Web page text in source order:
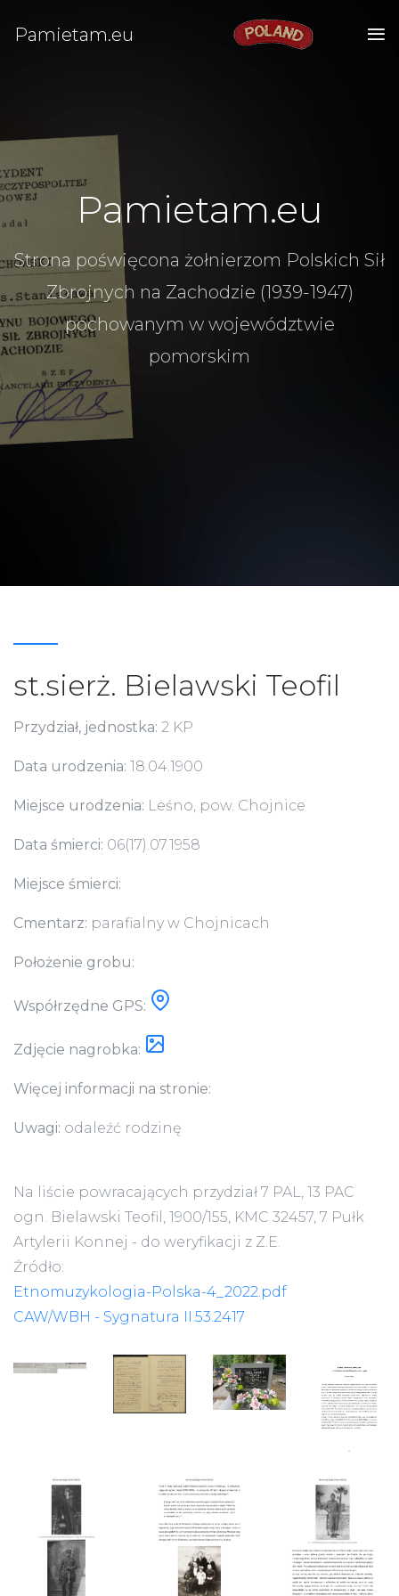
Pamietam.eu
Pamietam.eu
Strona poświęcona żołnierzom Polskich Sił
Zbrojnych na Zachodzie (1939-1947)
pochowanym w województwie
pomorskim
st.sierż. Bielawski Teofil
Przydział, jednostka: 2 KP
Data urodzenia: 18.04.1900
Miejsce urodzenia: Leśno, pow. Chojnice
Data śmierci: 06(17).07.1958
Miejsce śmierci:
Cmentarz: parafialny w Chojnicach
Położenie grobu:
Współrzędne GPS:
Zdjęcie nagrobka:
Więcej informacji na stronie:
Uwagi: odaleźć rodzinę
Na liście powracających przydział 7 PAL, 13 PAC
ogn. Bielawski Teofil, 1900/155, KMC 32457, 7 Pułk
Artylerii Konnej - do weryfikacji z Z.E.
Źródło:
Etnomuzykologia-Polska-4_2022.pdf
CAW/WBH - Sygnatura II.53.2417